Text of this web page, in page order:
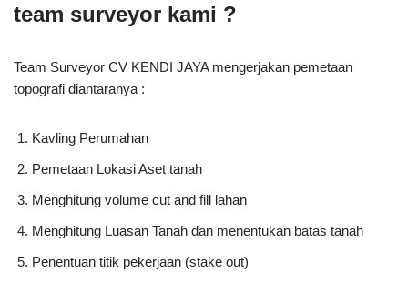
team surveyor kami ?
Team Surveyor CV KENDI JAYA mengerjakan pemetaan
topografi diantaranya :
Kavling Perumahan
Pemetaan Lokasi Aset tanah
Menghitung volume cut and fill lahan
Menghitung Luasan Tanah dan menentukan batas tanah
Penentuan titik pekerjaan (stake out)